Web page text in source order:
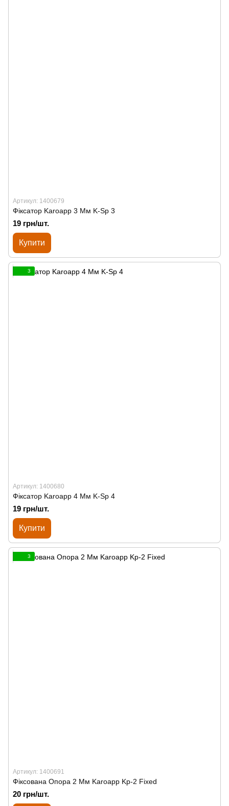
Артикул: 1400679
Фіксатор Karoapp 3 Мм K-Sp 3
19 грн/шт.
Купити
3
Артикул: 1400680
Фіксатор Karoapp 4 Мм K-Sp 4
19 грн/шт.
Купити
3
Артикул: 1400691
Фіксована Опора 2 Мм Karoapp Kp-2 Fixed
20 грн/шт.